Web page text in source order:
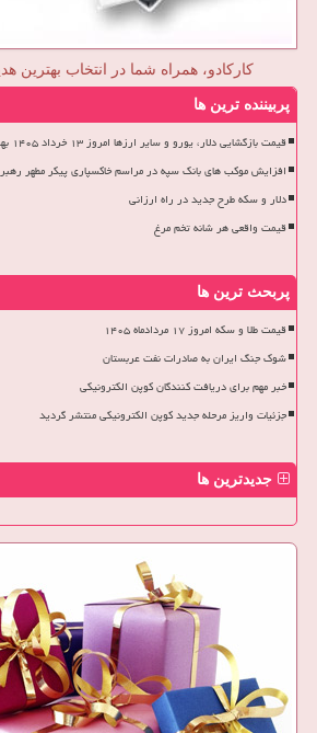
کارکادو، همراه شما در انتخاب بهترین
پربیننده ترین ها
قیمت بازگشایی دلار، یورو و سایر ارزها امروز ۱۳ خرداد ۱۴۰۵ بهمراه جدول
افزایش موکب های بانک سپه در مراسم خاکسپاری پیکر مطهر رهبر
دلار و سکه طرح جدید در راه ارزانی
قیمت واقعی هر شانه تخم مرغ
پربحث ترین ها
قیمت طلا و سکه امروز ۱۷ مردادماه ۱۴۰۵
شوک جنگ ایران به صادرات نفت عربستان
خبر مهم برای دریافت کنندگان کوپن الکترونیکی
جزئیات واریز مرحله جدید کوپن الکترونیکی منتشر گردید
جدیدترین ها